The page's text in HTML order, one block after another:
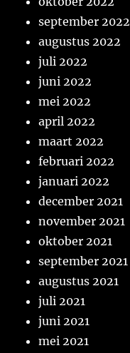
september 2022
augustus 2022
juli 2022
juni 2022
mei 2022
april 2022
maart 2022
februari 2022
januari 2022
december 2021
november 2021
oktober 2021
september 2021
augustus 2021
juli 2021
juni 2021
mei 2021